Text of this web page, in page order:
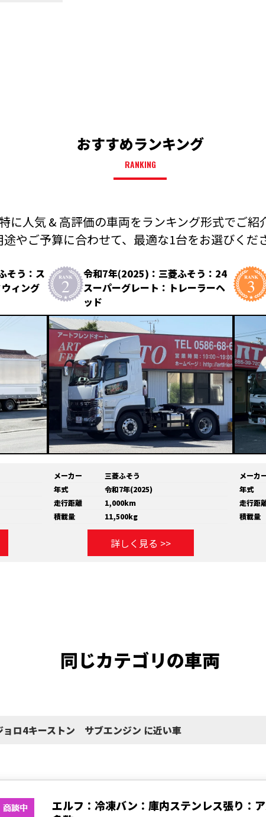
おすすめランキング
RANKING
に人気 & 高評価の車両をランキング形式でご紹
途やご予算に合わせて、 最適な1台をお選びくだ
そう：ス
ィング
令和7年(2025)：三菱ふそう：24
スーパーグレート：トレーラーヘ
ッド
メーカー
三菱ふそう
年式
令和7年(2025)
走行距離
1,000km
積載量
11,500kg
詳しく見る >>
メーカ
年式
走行距
積載量
同じカテゴリの車両
4キーストン サブエンジン に近い車
エルフ：冷凍バン：庫内ステンレス張り：